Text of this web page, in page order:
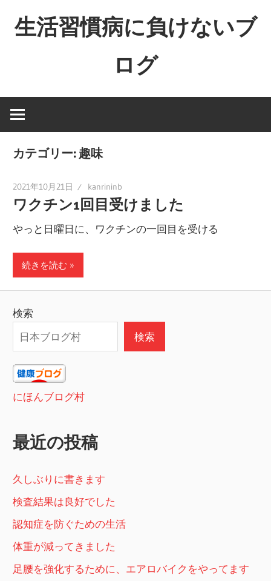
へ
キ
生活習慣病に負けないブ
ログ
カテゴリー: 趣味
2021年10月21日 kanrininb
ワクチン1回目受けました
やっと日曜日に、ワクチンの一回目を受ける
続きを読む
検索
検索
にほんブログ村
最近の投稿
久しぶりに書きます
検査結果は良好でした
認知症を防ぐための生活
体重が減ってきました
足腰を強化するために、エアロバイクをやってます